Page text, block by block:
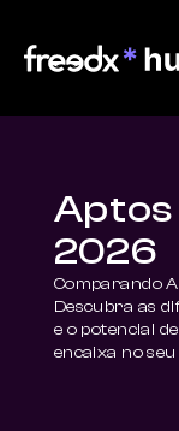
Aptos
2026
Comparando
Descubra as
e o potencial
encaixa no